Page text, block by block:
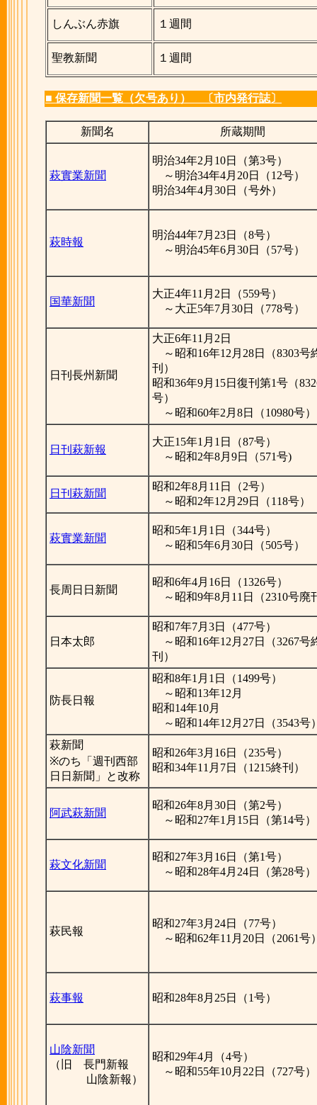
しんぶん赤旗 １週間
聖教新聞 １週間
■ 保存新聞一覧（欠号あり） 〔市内発行誌〕
新聞名 所蔵期間
萩實業新聞
明治34年2月10日（第3号）
～明治34年4月20日（12号）
明治34年4月30日（号外）
萩時報
明治44年7月23日（8号）
～明治45年6月30日（57号）
国華新聞
大正4年11月2日（559号）
～大正5年7月30日（778号）
日刊長州新聞
大正6年11月2日
～昭和16年12月28日（8303号
刊）
昭和36年9月15日復刊第1号（
号）
～昭和60年2月8日（10980号）
日刊萩新報
大正15年1月1日（87号）
～昭和2年8月9日（571号)
日刊萩新聞
昭和2年8月11日（2号）
～昭和2年12月29日（118号）
萩實業新聞
昭和5年1月1日（344号）
～昭和5年6月30日（505号）
長周日日新聞
昭和6年4月16日（1326号）
～昭和9年8月11日（2310号廃
日本太郎
昭和7年7月3日（477号）
～昭和16年12月27日（3267号
刊）
防長日報
昭和8年1月1日（1499号）
～昭和13年12月
昭和14年10月
～昭和14年12月27日（3543号
萩新聞
※のち「週刊西部
日日新聞」と改称
昭和26年3月16日（235号）
昭和34年11月7日（1215終刊）
阿武萩新聞
昭和26年8月30日（第2号）
～昭和27年1月15日（第14号）
萩文化新聞
昭和27年3月16日（第1号）
～昭和28年4月24日（第28号）
萩民報
昭和27年3月24日（77号）
～昭和62年11月20日（2061号
萩事報 昭和28年8月25日（1号）
山陰新聞
（旧 長門新報
山陰新報）
昭和29年4月（4号）
～昭和55年10月22日（727号）